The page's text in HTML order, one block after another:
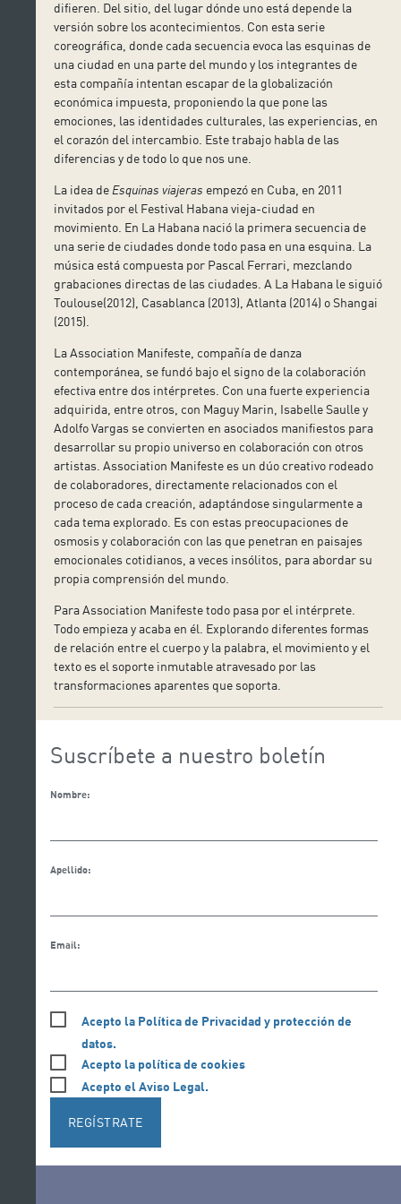
difieren. Del sitio, del lugar dónde uno está depende la
versión sobre los acontecimientos. Con esta serie
coreográfica, donde cada secuencia evoca las esquinas de
una ciudad en una parte del mundo y los integrantes de
esta compañía intentan escapar de la globalización
económica impuesta, proponiendo la que pone las
emociones, las identidades culturales, las experiencias, en
el corazón del intercambio. Este trabajo habla de las
diferencias y de todo lo que nos une.
La idea de Esquinas viajeras empezó en Cuba, en 2011
invitados por el Festival Habana vieja-ciudad en
movimiento. En La Habana nació la primera secuencia de
una serie de ciudades donde todo pasa en una esquina. La
música está compuesta por Pascal Ferrari, mezclando
grabaciones directas de las ciudades. A La Habana le siguió
Toulouse(2012), Casablanca (2013), Atlanta (2014) o Shangai
(2015).
La Association Manifeste, compañía de danza
contemporánea, se fundó bajo el signo de la colaboración
efectiva entre dos intérpretes. Con una fuerte experiencia
adquirida, entre otros, con Maguy Marin, Isabelle Saulle y
Adolfo Vargas se convierten en asociados manifiestos para
desarrollar su propio universo en colaboración con otros
artistas. Association Manifeste es un dúo creativo rodeado
de colaboradores, directamente relacionados con el
proceso de cada creación, adaptándose singularmente a
cada tema explorado. Es con estas preocupaciones de
osmosis y colaboración con las que penetran en paisajes
emocionales cotidianos, a veces insólitos, para abordar su
propia comprensión del mundo.
Para Association Manifeste todo pasa por el intérprete.
Todo empieza y acaba en él. Explorando diferentes formas
de relación entre el cuerpo y la palabra, el movimiento y el
texto es el soporte inmutable atravesado por las
transformaciones aparentes que soporta.
Suscríbete a nuestro boletín
Nombre:
Apellido:
Email:
Acepto la Política de Privacidad y protección de
datos.
Acepto la política de cookies
Acepto el Aviso Legal.
REGÍSTRATE